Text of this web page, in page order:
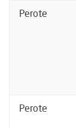
Perote
Perote